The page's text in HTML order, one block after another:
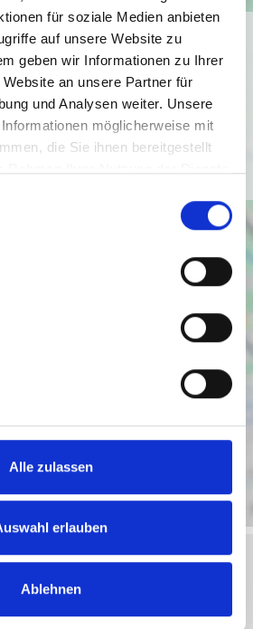
für soziale Medien anbieten
auf unsere Website zu
geben wir Informationen zu Ihrer
an unsere Partner für
und Analysen weiter. Unsere
möglicherweise mit
die Sie ihnen bereitgestellt
Alle zulassen
erlauben
Ablehnen
dass mir Karten von Google
werden. Es gelten die
von Google
privacy).
einverstanden